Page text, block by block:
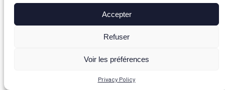
Accepter
Refuser
Voir les préférences
Privacy Policy
Avec les bons outils et une approche bien
planifiée, je peux transformer mon site en un
outil de référencement puissant et améliorer